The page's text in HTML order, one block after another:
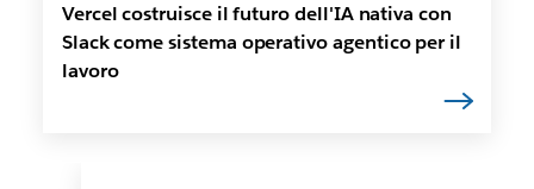
Vercel costruisce il futuro dell'IA nativa con
Slack come sistema operativo agentico per il
lavoro